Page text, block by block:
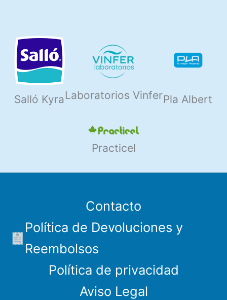
Salló Kyra Laboratorios VinferPla Albert
Practicel
Contacto
Política de Devoluciones y
Reembolsos
Política de privacidad
Aviso Legal